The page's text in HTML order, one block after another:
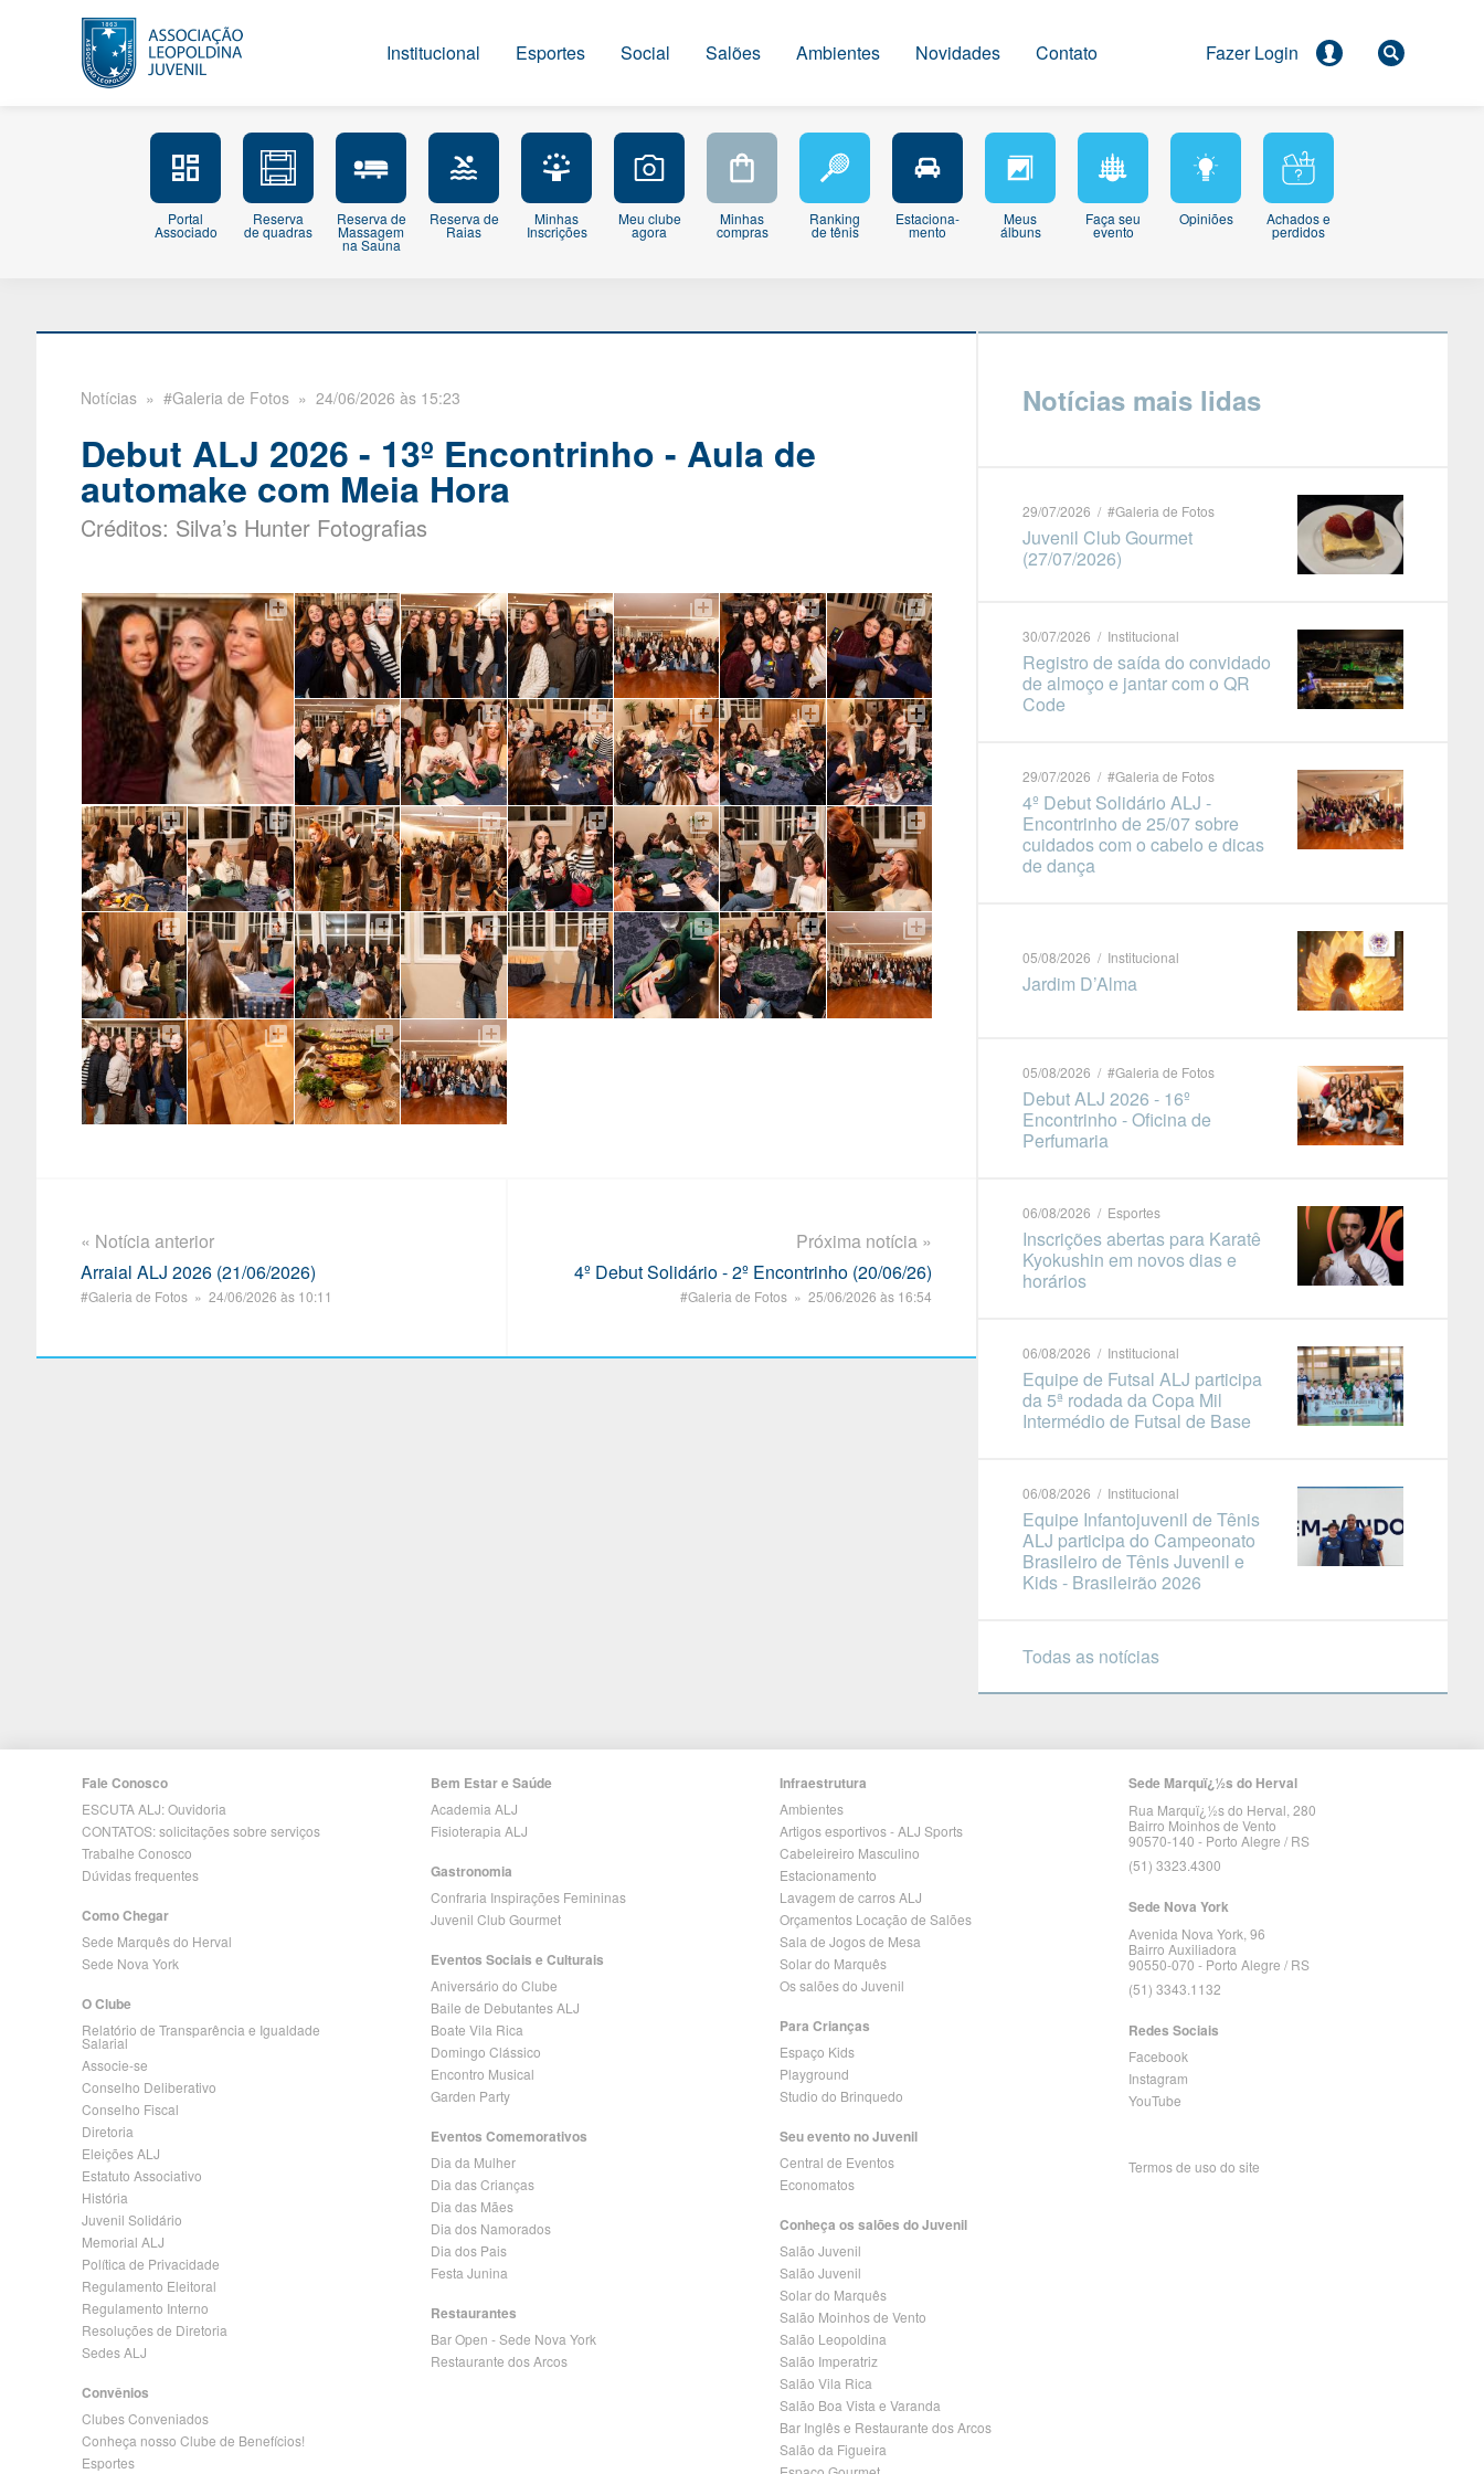
Institucional Esportes Social Salões Ambientes Novidades Contato
Portal
Associado
Reserva
de quadras
Reserva de
Massagem
na Sauna
Reserva de
Raias
Minhas
Inscrições
Meu clube
agora
Minhas
compras
Ranking
de tênis
Estaciona-
mento
Meus
álbuns
Faça seu
evento
Opiniões Achados e
perdidos
Notícias » #Galeria de Fotos » 24/06/2026 às 15:23
Debut ALJ 2026 - 13º Encontrinho - Aula de
automake com Meia Hora
Créditos: Silva’s Hunter Fotografias
« Notícia anterior
Arraial ALJ 2026 (21/06/2026)
#Galeria de Fotos » 24/06/2026 às 10:11
Próxima notícia »
4º Debut Solidário - 2º Encontrinho (20/06/26)
#Galeria de Fotos » 25/06/2026 às 16:54
Notícias mais lidas
29/07/2026 / #Galeria de Fotos
Juvenil Club Gourmet
(27/07/2026)
30/07/2026 / Institucional
Registro de saída do convidado
de almoço e jantar com o QR
Code
29/07/2026 / #Galeria de Fotos
4º Debut Solidário ALJ -
Encontrinho de 25/07 sobre
cuidados com o cabelo e dicas
de dança
05/08/2026 / Institucional
Jardim D’Alma
05/08/2026 / #Galeria de Fotos
Debut ALJ 2026 - 16º
Encontrinho - Oficina de
Perfumaria
06/08/2026 / Esportes
Inscrições abertas para Karatê
Kyokushin em novos dias e
horários
06/08/2026 / Institucional
Equipe de Futsal ALJ participa
da 5ª rodada da Copa Mil
Intermédio de Futsal de Base
06/08/2026 / Institucional
Equipe Infantojuvenil de Tênis
ALJ participa do Campeonato
Brasileiro de Tênis Juvenil e
Kids - Brasileirão 2026
Todas as notícias
Fale Conosco
ESCUTA ALJ: Ouvidoria
CONTATOS: solicitações sobre serviços
Trabalhe Conosco
Dúvidas frequentes
Como Chegar
Sede Marquês do Herval
Sede Nova York
O Clube
Relatório de Transparência e Igualdade
Salarial
Associe-se
Conselho Deliberativo
Conselho Fiscal
Diretoria
Eleições ALJ
Estatuto Associativo
História
Juvenil Solidário
Memorial ALJ
Política de Privacidade
Regulamento Eleitoral
Regulamento Interno
Resoluções de Diretoria
Sedes ALJ
Convênios
Clubes Conveniados
Conheça nosso Clube de Benefícios!
Esportes
Bem Estar e Saúde
Academia ALJ
Fisioterapia ALJ
Gastronomia
Confraria Inspirações Femininas
Juvenil Club Gourmet
Eventos Sociais e Culturais
Aniversário do Clube
Baile de Debutantes ALJ
Boate Vila Rica
Domingo Clássico
Encontro Musical
Garden Party
Eventos Comemorativos
Dia da Mulher
Dia das Crianças
Dia das Mães
Dia dos Namorados
Dia dos Pais
Festa Junina
Restaurantes
Bar Open - Sede Nova York
Restaurante dos Arcos
Infraestrutura
Ambientes
Artigos esportivos - ALJ Sports
Cabeleireiro Masculino
Estacionamento
Lavagem de carros ALJ
Orçamentos Locação de Salões
Sala de Jogos de Mesa
Solar do Marquês
Os salões do Juvenil
Para Crianças
Espaço Kids
Playground
Studio do Brinquedo
Seu evento no Juvenil
Central de Eventos
Economatos
Conheça os salões do Juvenil
Salão Juvenil
Salão Juvenil
Solar do Marquês
Salão Moinhos de Vento
Salão Leopoldina
Salão Imperatriz
Salão Vila Rica
Salão Boa Vista e Varanda
Bar Inglês e Restaurante dos Arcos
Salão da Figueira
Sede Marquï¿½s do Herval
Rua Marquï¿½s do Herval, 280
Bairro Moinhos de Vento
90570-140 - Porto Alegre / RS
(51) 3323.4300
Sede Nova York
Avenida Nova York, 96
Bairro Auxiliadora
90550-070 - Porto Alegre / RS
(51) 3343.1132
Redes Sociais
Facebook
Instagram
YouTube
Termos de uso do site